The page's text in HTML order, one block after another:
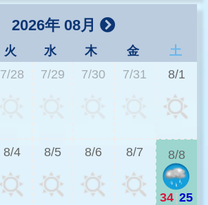
2026年 08月
火 水 木 金
土
7/28 7/29 7/30 7/31 8/1
8/4 8/5 8/6 8/7 8/8
34 25